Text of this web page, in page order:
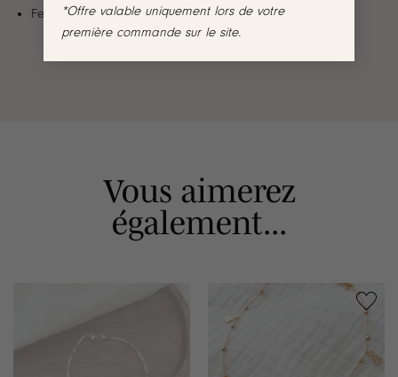
*Offre valable uniquement lors de votre
première commande sur le site.
Fermoir mousqueton
Vous aimerez
également...